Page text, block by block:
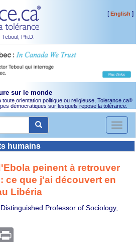
Ph.D.
[English ]
sur le monde
orientation politique ou religieuse, Tolerance.ca®
démocratiques sur lesquels repose la tolérance.
Toggle
humains
peinent à retrouver
ce que j'ai découvert en
Libéria
Professor of Sociology,